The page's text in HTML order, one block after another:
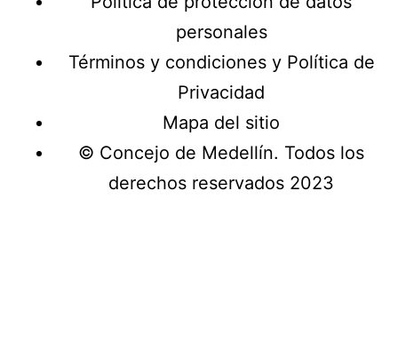
personales
Términos y condiciones y Política de
Privacidad
Mapa del sitio
© Concejo de Medellín. Todos los
derechos reservados 2023